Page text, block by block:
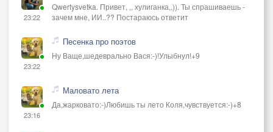
23:22
Qwertysvetka. Привет, ,, хулиганка,,)). Ты спрашиваешь -
зачем мне, ИИ..?? Постараюсь ответит
23:22
Песенка про поэтов
Ну Ваще,шедеврально Вася:-)!Улыбнул!+9
23:16
Маловато лета
Да,жарковато:-)Любишь ты лето Коля,чувствуется:-)+8